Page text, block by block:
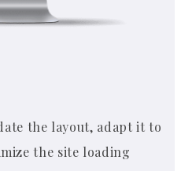
the layout, adapt it to
the site loading